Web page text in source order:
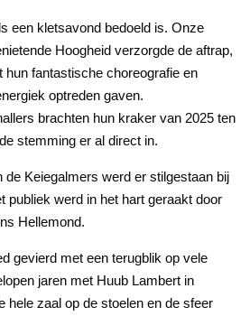
een kletsavond bedoeld is. Onze
Hoogheid verzorgde de aftrap,
fantastische choreografie en
optreden gaven.
brachten hun kraker van 2025 ten
stemming er al direct in.
de Keiegalmers werd er stilgestaan bij
publiek werd in het hart geraakt door
Hellemond.
gevierd met een terugblik op vele
jaren met Huub Lambert in
hele zaal op de stoelen en de sfeer